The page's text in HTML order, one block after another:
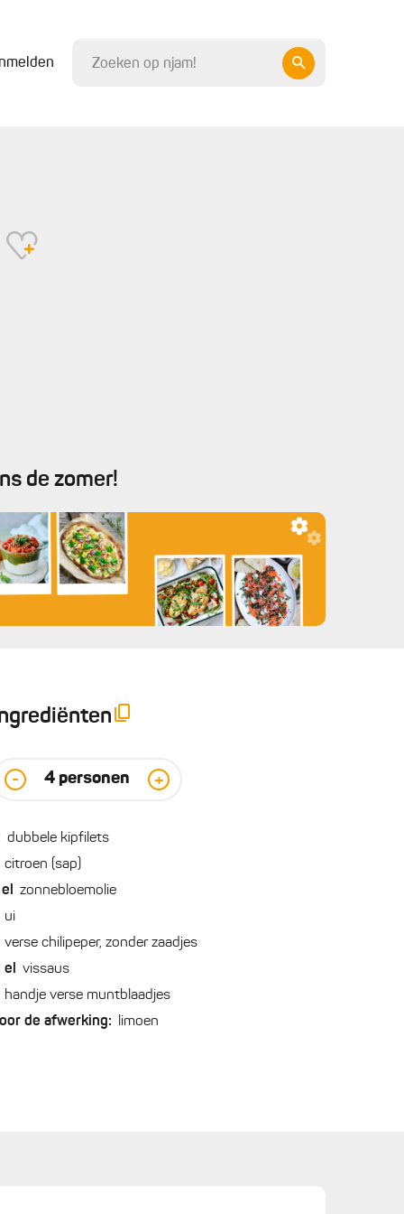
de zomer!
- 4 personen +
dubbele kipfilets
citroen (sap)
el zonnebloemolie
ui
verse chilipeper, zonder zaadjes
el vissaus
handje verse muntblaadjes
de afwerking: limoen